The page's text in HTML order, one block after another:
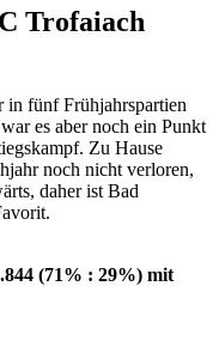
Trofaiach
in fünf Frühjahrspartien
es aber noch ein Punkt
Zu Hause
noch nicht verloren,
daher ist Bad
(71% : 29%) mit